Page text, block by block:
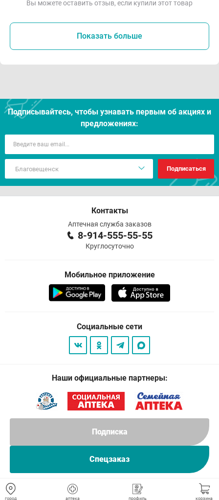
город аптека профиль корзина
Подписка
Спецзаказ
Вы можете оставить отзыв, если купили этот товар
Показать больше
Подписывайтесь, чтобы узнавать первым об акцияx и
предложениях:
Подписаться
Контакты
Аптечная служба заказов
8-914-555-55-55
Круглосуточно
Мобильное приложение
Социальные сети
Наши официальные партнеры: